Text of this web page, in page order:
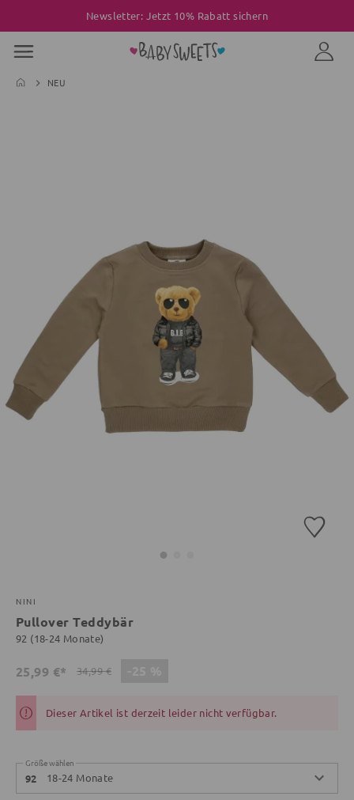
Newsletter: Jetzt 10% Rabatt sichern
NEU
NINI
Pullover Teddybär
92 (18-24 Monate)
25,99 €* 34,99 €
Dieser Artikel ist derzeit leider nicht verfügbar.
Größe wählen
92 18-24 Monate